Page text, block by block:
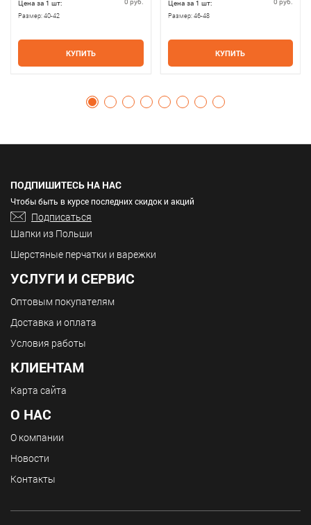
Цена за 1 шт:
Размер:40-42
КУПИТЬ
Цена за 1 шт:
Размер: 46-48
КУПИТЬ
ПОДПИШИТЕСЬ НА НАС
Чтобы быть в курсе последних скидок и акций
Подписаться
Шапки из Польши
Шерстяные перчатки и варежки
УСЛУГИ И СЕРВИС
Оптовым покупателям
Доставка и оплата
Условия работы
КЛИЕНТАМ
Карта сайта
О НАС
О компании
Новости
Контакты